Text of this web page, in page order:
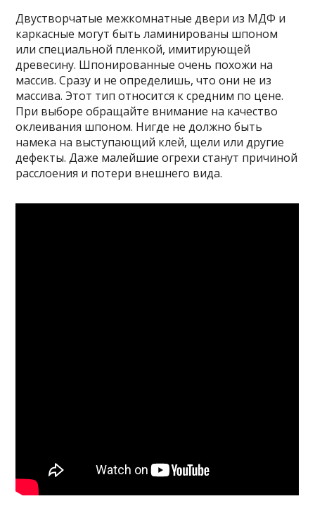
Двустворчатые межкомнатные двери из МДФ и
каркасные могут быть ламинированы шпоном
или специальной пленкой, имитирующей
древесину. Шпонированные очень похожи на
массив. Сразу и не определишь, что они не из
массива. Этот тип относится к средним по цене.
При выборе обращайте внимание на качество
оклеивания шпоном. Нигде не должно быть
намека на выступающий клей, щели или другие
дефекты. Даже малейшие огрехи станут причиной
расслоения и потери внешнего вида.